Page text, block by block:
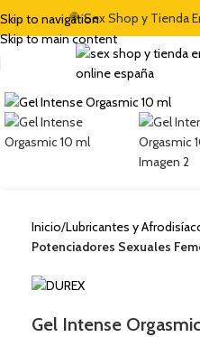
Skip to navigation
Skip to main content
🍭 Sex Shop y Tienda
Clic para ampliar
Inicio Lubricantes y
Potenciadores Sexuales
Gel Intense